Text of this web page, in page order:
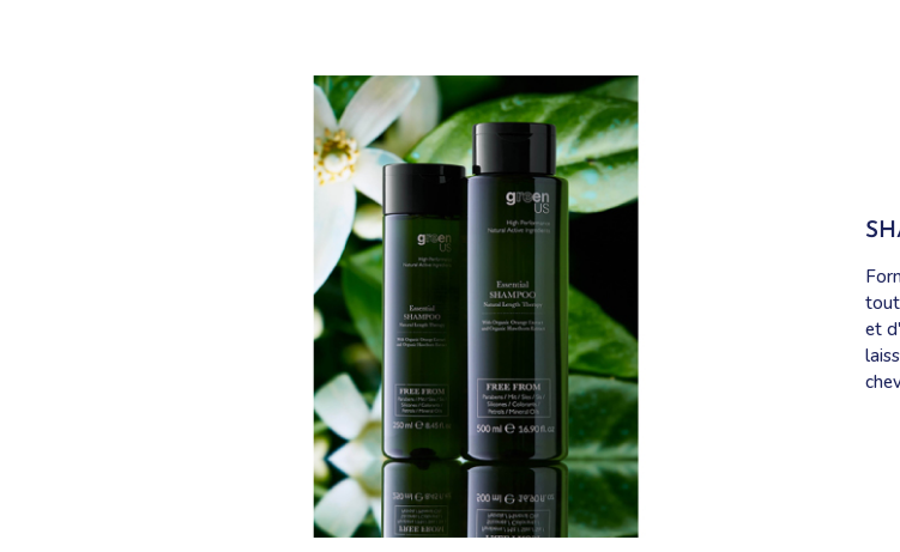
tout
et